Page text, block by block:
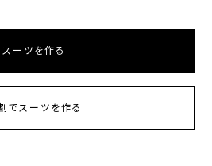
スーツを作る
でスーツを作る